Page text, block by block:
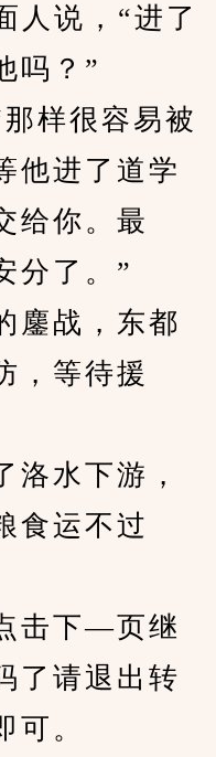
说，“进了
吗？”
样很容易被
他进了道学
给你。最
分了。”
战，东都
，等待援
水下游，
食运不过
下—页继
了请退出转
可。